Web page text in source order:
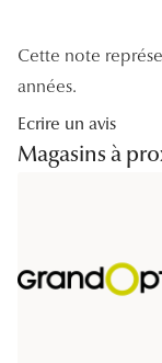
Cette note
années.
Ecrire un avis
Magasins à